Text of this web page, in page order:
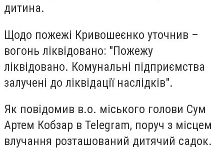
дитина.
Щодо пожежі Кривошеєнко уточнив –
вогонь ліквідовано: "Пожежу
ліквідовано. Комунальні підприємства
залучені до ліквідації наслідків".
Як повідомив в.о. міського голови Сум
Артем Кобзар в Telegram, поруч з місцем
влучання розташований дитячий садок.